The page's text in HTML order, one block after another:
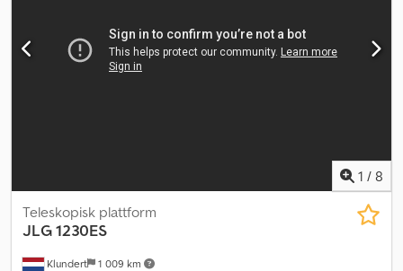
1 / 8
Klundert 1 009 km
Teleskopisk plattform
JLG1230ES